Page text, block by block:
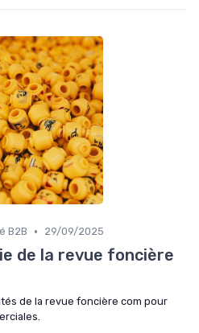
B2B • 29/09/2025
de la revue foncière
de la revue foncière com pour